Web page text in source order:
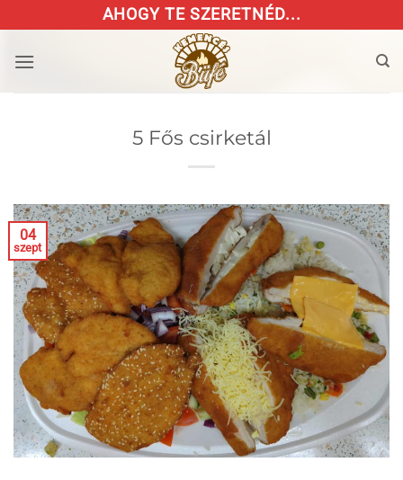
to
content
AHOGY TE SZERETNÉD...
5 Fős csirketál
04
szept